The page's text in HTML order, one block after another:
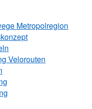
Metropolregion
Velorouten